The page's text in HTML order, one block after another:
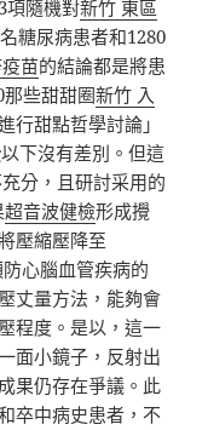
項隨機對新竹 東區
糖尿病患者和1280
苗的結論都是將患
些甜甜圈新竹 入
行甜點哲學討論」
下沒有差別。但這
分，且研討采用的
超音波健檢形成攪
壓縮壓降至
心腦血管疾病的
丈量方法，能夠會
程度。是以，這一
面小鏡子，反射出
果仍存在爭議。此
卒中病史患者，不